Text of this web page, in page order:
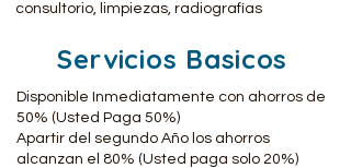
consultorio, limpiezas, radiografías
Servicios Basicos
Disponible Inmediatamente con ahorros de
50% (Usted Paga 50%)
Apartir del segundo Año los ahorros
alcanzan el 80% (Usted paga solo 20%)